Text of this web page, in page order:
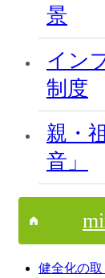
景
イン
制度
親・
音」
健全化の取